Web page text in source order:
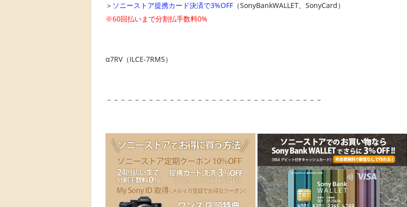
＞ ソニーストア提携カード決済で3%OFF（SonyBankWALLET、SonyCard）
※60回払いまで分割払手数料0%
α7RV（ILCE-7RM5）
－－－－－－－－－－－－－－－－－－－－－－－－－－－－－－－